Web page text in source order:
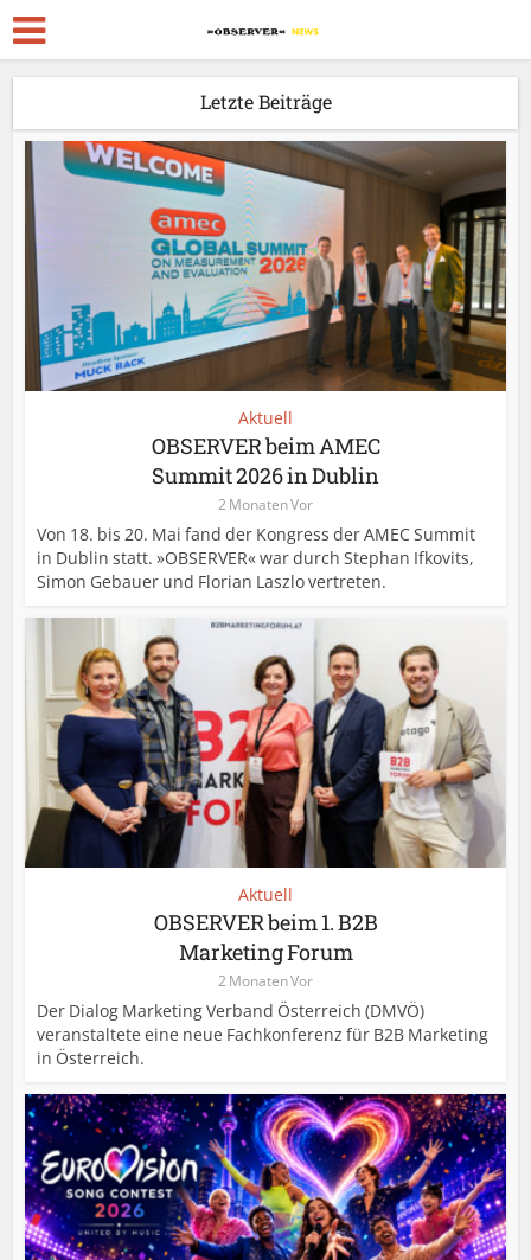
Letzte Beiträge
Aktuell
OBSERVER beim AMEC
Summit 2026 in Dublin
2 Monaten Vor
Von 18. bis 20. Mai fand der Kongress der AMEC Summit
in Dublin statt. »OBSERVER« war durch Stephan Ifkovits,
Simon Gebauer und Florian Laszlo vertreten.
Aktuell
OBSERVER beim 1. B2B
Marketing Forum
2 Monaten Vor
Der Dialog Marketing Verband Österreich (DMVÖ)
veranstaltete eine neue Fachkonferenz für B2B Marketing
in Österreich.